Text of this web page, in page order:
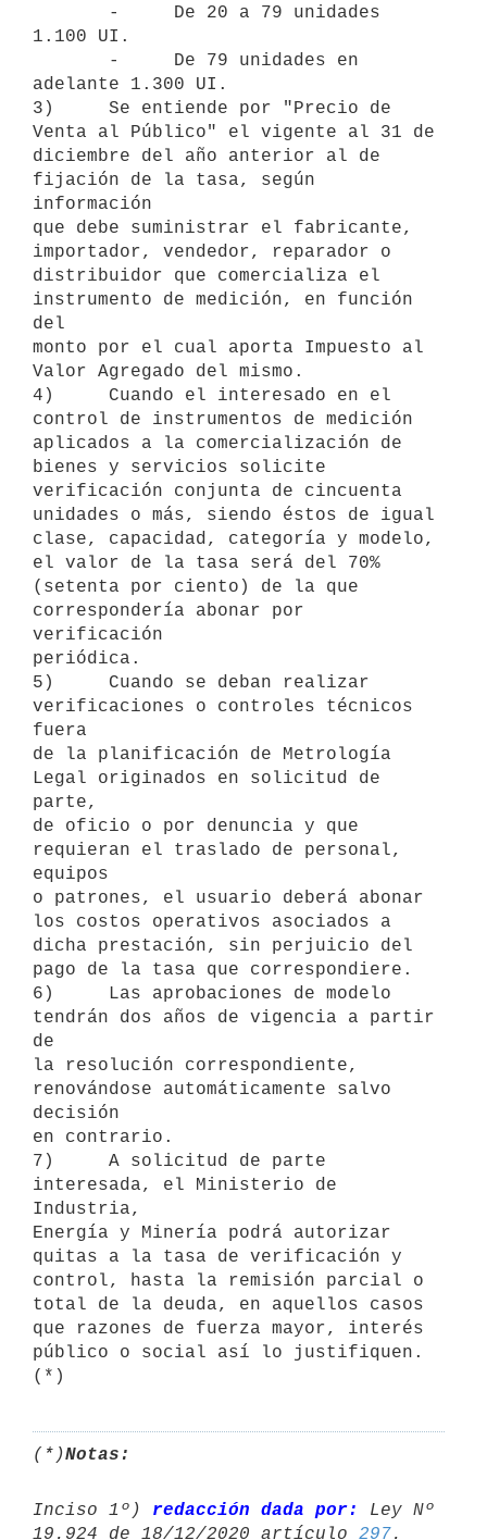
1.100 UI.
adelante 1.300 UI.
3)     Se entiende por "Precio de
Venta al Público" el vigente al 31 de
diciembre del año anterior al de
fijación de la tasa, según
información
que debe suministrar el fabricante,
importador, vendedor, reparador o
distribuidor que comercializa el
instrumento de medición, en función
del
monto por el cual aporta Impuesto al
Valor Agregado del mismo.
4)     Cuando el interesado en el
control de instrumentos de medición
aplicados a la comercialización de
bienes y servicios solicite
verificación conjunta de cincuenta
unidades o más, siendo éstos de igual
clase, capacidad, categoría y modelo,
el valor de la tasa será del 70%
(setenta por ciento) de la que
correspondería abonar por
verificación
periódica.
5)     Cuando se deban realizar
verificaciones o controles técnicos
fuera
de la planificación de Metrología
Legal originados en solicitud de
parte,
de oficio o por denuncia y que
requieran el traslado de personal,
equipos
o patrones, el usuario deberá abonar
los costos operativos asociados a
dicha prestación, sin perjuicio del
pago de la tasa que correspondiere.
6)     Las aprobaciones de modelo
tendrán dos años de vigencia a partir
de
la resolución correspondiente,
renovándose automáticamente salvo
decisión
en contrario.
7)     A solicitud de parte
interesada, el Ministerio de
Industria,
Energía y Minería podrá autorizar
quitas a la tasa de verificación y
control, hasta la remisión parcial o
total de la deuda, en aquellos casos
que razones de fuerza mayor, interés
público o social así lo justifiquen.
(*)Notas:
Inciso 1º) redacción dada por:
Ley Nº
19.924 de 18/12/2020 artículo 297